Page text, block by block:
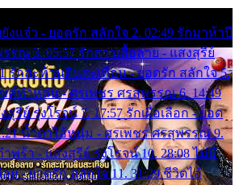
งแจ๋ว - ยอดรัก สลักใจ 2. 02:49 รักมาห้าปี
รณ 3. 05:57 รักสาวเสื้อลาย - แสงสุรีย์
รักสะท้านดินสะเทือน - ยอดรัก สลักใจ 5.
ซค์ทำหล่น - ศรเพชร ศรสุพรรณ 6. 14:49
สุรีย์ รุ่งโรจน์ 7. 17:57 รักเผื่อเลือก - ยอด
น้ำตาไอ้หนุ่ม - ศรเพชร ศรสุพรรณ 9.
พร้า - แสงสุรีย์ รุ่งโรจน์ 10. 28:08 ไม่มี
ย - ยอดรัก สลักใจ 11. 31:29 ชีวิตไอ้